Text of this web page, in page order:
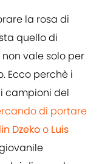
la rosa di
quello di
vale solo per
Ecco perchè i
campioni del
di portare
Dzekoo Luis